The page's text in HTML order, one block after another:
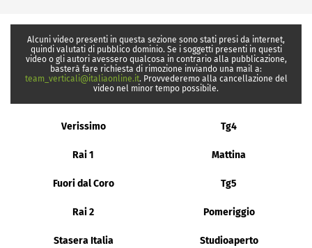
Alcuni video presenti in questa sezione sono stati presi da internet,
quindi valutati di pubblico dominio. Se i soggetti presenti in questi
video o gli autori avessero qualcosa in contrario alla pubblicazione,
basterà fare richiesta di rimozione inviando una mail a:
team_verticali@italiaonline.it. Provvederemo alla cancellazione del
video nel minor tempo possibile.
Verissimo Tg4
Rai 1 Mattina
Fuori dal Coro Tg5
Rai 2 Pomeriggio
Stasera Italia Studioaperto